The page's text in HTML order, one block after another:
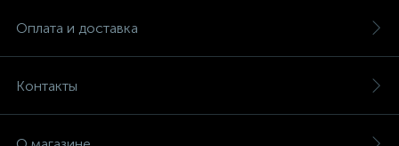
Оплата и доставка
Контакты